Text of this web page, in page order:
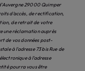
29000 Quimper
d’accès, de rectification,
de retrait de votre
une réclamation auprès
de vos données post-
à l'adresse 73 bis Rue de
à l'adresse
pourra vous être